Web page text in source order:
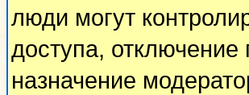
люди могут
доступа, отключение
назначение